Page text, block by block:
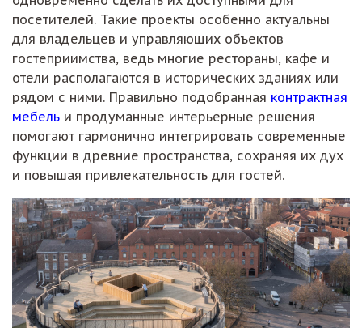
посетителей. Такие проекты особенно актуальны
для владельцев и управляющих объектов
гостеприимства, ведь многие рестораны, кафе и
отели располагаются в исторических зданиях или
рядом с ними. Правильно подобранная контрактная
мебель и продуманные интерьерные решения
помогают гармонично интегрировать современные
функции в древние пространства, сохраняя их дух
и повышая привлекательность для гостей.